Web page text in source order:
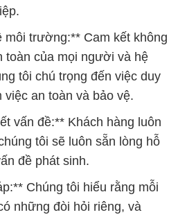
môi trường:** Cam kết không
toàn của mọi người và hệ
tôi chú trọng đến việc duy
an toàn và bảo vệ.
vấn đề:** Khách hàng luôn
tôi sẽ luôn sẵn lòng hỗ
đề phát sinh.
Chúng tôi hiểu rằng mỗi
những đòi hỏi riêng, và